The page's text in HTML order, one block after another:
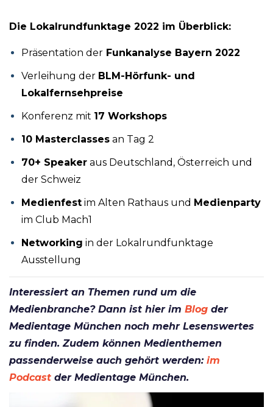
Die Lokalrundfunktage 2022 im Überblick:
Präsentation der Funkanalyse Bayern 2022
Verleihung der BLM-Hörfunk- und
Lokalfernsehpreise
Konferenz mit 17 Workshops
10 Masterclasses an Tag 2
70+ Speaker aus Deutschland, Österreich und
der Schweiz
Medienfest im Alten Rathaus und Medienparty
im Club Mach1
Networking in der Lokalrundfunktage
Ausstellung
Interessiert an Themen rund um die
Medienbranche? Dann ist hier im Blog der
Medientage München noch mehr Lesenswertes
zu finden. Zudem können Medienthemen
passenderweise auch gehört werden: im
Podcast der Medientage München.